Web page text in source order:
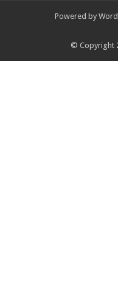
Powered by
© Copyright